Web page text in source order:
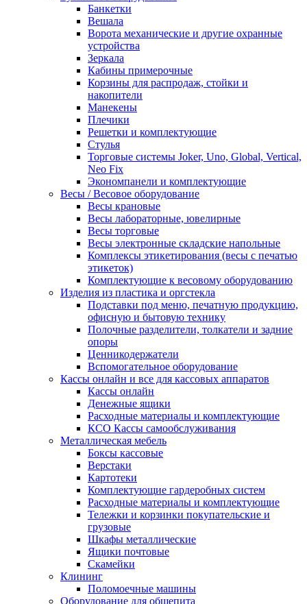
Банкетки
Вешала
Ворота механические и другие охранные
устройства
Зеркала
Кабины примерочные
Корзины для распродаж, стойки и
накопители
Манекены
Плечики
Решетки и комплектующие
Стулья
Торговые системы Joker, Uno, Global, Vertical,
Neo Fix
Экономпанели и комплектующие
Весы / Весовое оборудование
Весы крановые
Весы лабораторные, ювелирные
Весы торговые
Весы электронные складские напольные
Комплексы этикетирования (весы с печатью
этикеток)
Комплектующие к весовому оборудованию
Изделия из пластика и оргстекла
Подставки под меню, печатную продукцию,
офисную и бытовую технику
Полочные разделители, толкатели и задние
опоры
Ценникодержатели
Вспомогательное оборудование
Кассы онлайн и все для кассовых аппаратов
Кассы онлайн
Денежные ящики
Расходные материалы и комплектующие
КСО Кассы самообслуживания
Металлическая мебель
Боксы кассовые
Верстаки
Картотеки
Комплектующие гардеробных систем
Расходные материалы и комплектующие
Тележки и корзинки покупательские и
грузовые
Шкафы металлические
Ящики почтовые
Скамейки
Клининг
Поломоечные машины
Оборудование для общепита